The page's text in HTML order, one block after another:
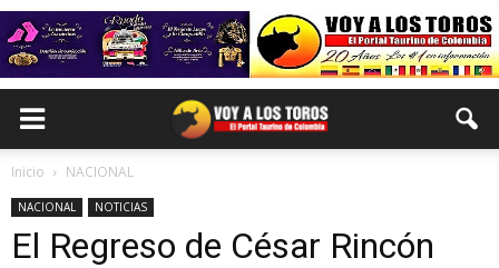
Inicio NACIONAL
NACIONAL NOTICIAS
El Regreso de César Rincón